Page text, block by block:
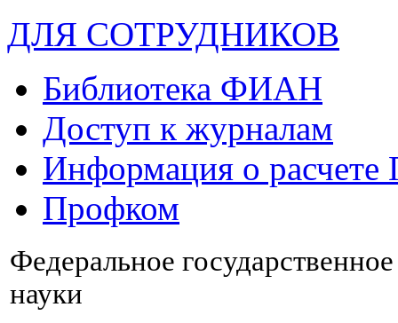
ДЛЯ СОТРУДНИКОВ
Библиотека ФИАН
Доступ к журналам
Информация о
Профком
Федеральное
науки